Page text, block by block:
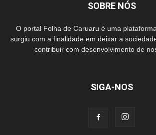
SOBRE NÓS
O portal Folha de Caruaru é uma
surgiu com a finalidade em deixar a
contribuir com desenvolvimento de
SIGA-NOS